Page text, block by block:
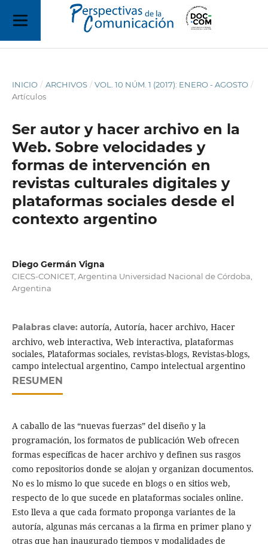
INICIO / ARCHIVOS / VOL. 10 NÚM. 1 (2017): ENERO - AGOSTO /
Artículos
Ser autor y hacer archivo en la
Web. Sobre velocidades y
formas de intervención en
revistas culturales digitales y
plataformas sociales desde el
contexto argentino
Diego Germán Vigna
CIECS-CONICET, Argentina Universidad Nacional de Córdoba,
Argentina
Palabras clave: autoría, Autoría, hacer archivo, Hacer
archivo, web interactiva, Web interactiva, plataformas
sociales, Plataformas sociales, revistas-blogs, Revistas-blogs,
campo intelectual argentino, Campo intelectual argentino
RESUMEN
A caballo de las “nuevas fuerzas” del diseño y la
programación, los formatos de publicación Web ofrecen
formas específicas de hacer archivo y definen sus rasgos
como repositorios donde se alojan y organizan documentos.
No es lo mismo lo que sucede en blogs o en sitios web,
respecto de lo que sucede en plataformas sociales online.
Esto lleva a que cada formato proponga variantes de la
autoría, algunas más cercanas a la firma en primer plano y
otras que han inaugurado tiempos y modalidades de